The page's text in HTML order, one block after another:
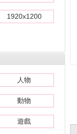
1920x1200
人物
動物
遊戲